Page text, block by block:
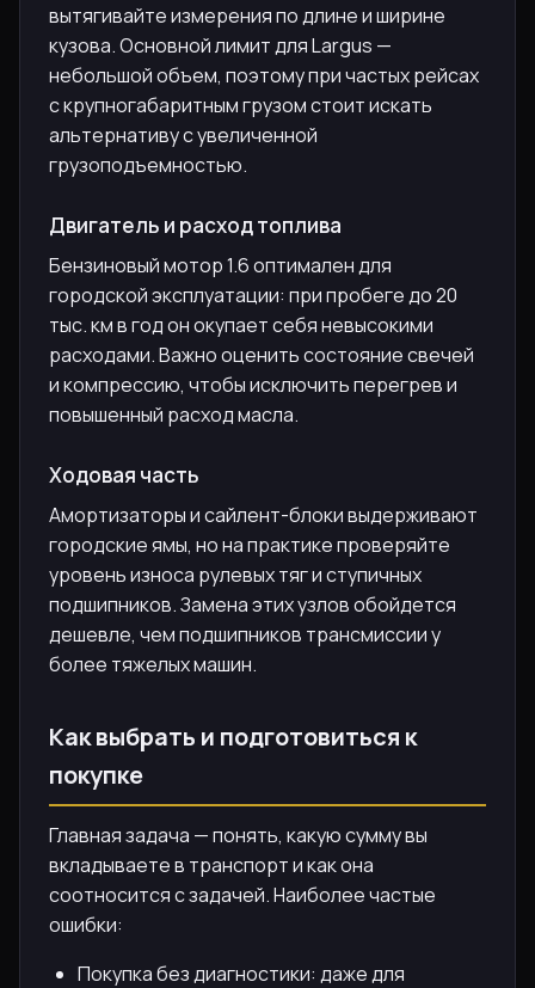
вытягивайте измерения по длине и ширине
кузова. Основной лимит для Largus —
небольшой объем, поэтому при частых рейсах
с крупногабаритным грузом стоит искать
альтернативу с увеличенной
грузоподъемностью.
Двигатель и расход топлива
Бензиновый мотор 1.6 оптимален для
городской эксплуатации: при пробеге до 20
тыс. км в год он окупает себя невысокими
расходами. Важно оценить состояние свечей
и компрессию, чтобы исключить перегрев и
повышенный расход масла.
Ходовая часть
Амортизаторы и сайлент-блоки выдерживают
городские ямы, но на практике проверяйте
уровень износа рулевых тяг и ступичных
подшипников. Замена этих узлов обойдется
дешевле, чем подшипников трансмиссии у
более тяжелых машин.
Как выбрать и подготовиться к
покупке
Главная задача — понять, какую сумму вы
вкладываете в транспорт и как она
соотносится с задачей. Наиболее частые
ошибки:
Покупка без диагностики: даже для